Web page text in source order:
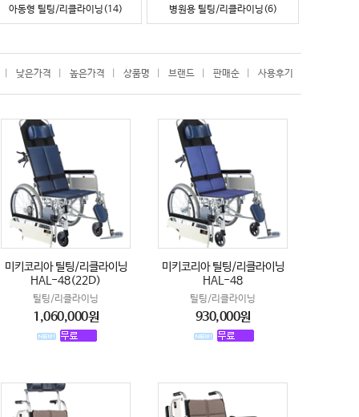
아동형 틸팅/리클라이닝(14) 병원용 틸팅/리클라이닝(6)
낮은가격 높은가격 상품명 브랜드 판매순 사용후기
미키코리아 틸팅/리클라이닝
HAL-48(22D)
틸팅/리클라이닝
1,060,000원
미키코리아 틸팅/리클라이닝
HAL-48
틸팅/리클라이닝
930,000원